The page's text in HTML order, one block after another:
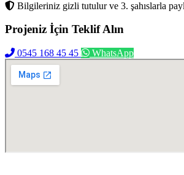
Bilgileriniz gizli tutulur ve 3. şahıslarla
Projeniz İçin Teklif Alın
0545 168 45 45 WhatsApp